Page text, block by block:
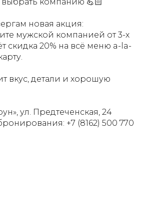
компанию 💪🏻
новая акция:
мужской компанией от 3-х
скидка 20% на всё меню a-la-
вкус, детали и хорошую
ул. Предтеченская, 24
+7 (8162) 500 770